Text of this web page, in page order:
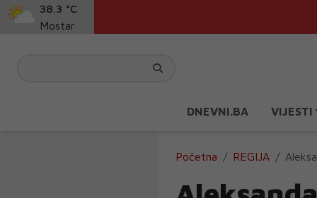
38.3 °C
Mostar
DNEVNI.BA VIJESTI
Početna REGIJA